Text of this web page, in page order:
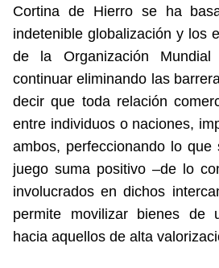
Cortina de Hierro se ha
indetenible globalización y los
de la Organización
continuar eliminando las
decir que toda relación
entre individuos o naciones,
ambos, perfeccionando lo que
juego suma positivo –de lo
involucrados en dichos
permite movilizar bienes de
hacia aquellos de alta